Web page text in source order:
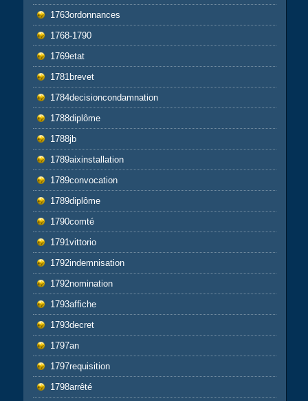
1763ordonnances
1768-1790
1769etat
1781brevet
1784decisioncondamnation
1788diplôme
1788jb
1789aixinstallation
1789convocation
1789diplôme
1790comté
1791vittorio
1792indemnisation
1792nomination
1793affiche
1793decret
1797an
1797requisition
1798arrêté